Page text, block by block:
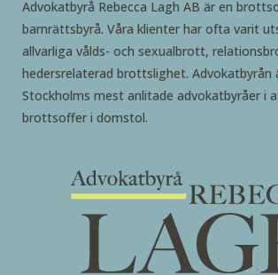
Advokatbyrå Rebecca Lagh AB är en
barnrättsbyrå. Våra klienter har ofta varit
allvarliga vålds- och sexualbrott,
hedersrelaterad brottslighet. Advokatbyrån
Stockholms mest anlitade advokatbyråer i
brottsoffer i domstol.